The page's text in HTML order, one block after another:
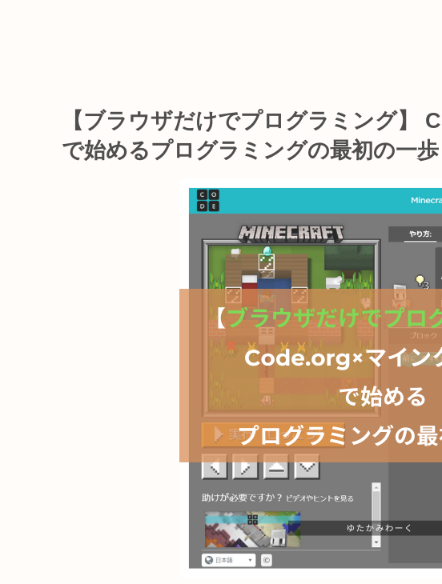
【ブラウザだけでプログラミング】
で始めるプログラミングの最初の一歩